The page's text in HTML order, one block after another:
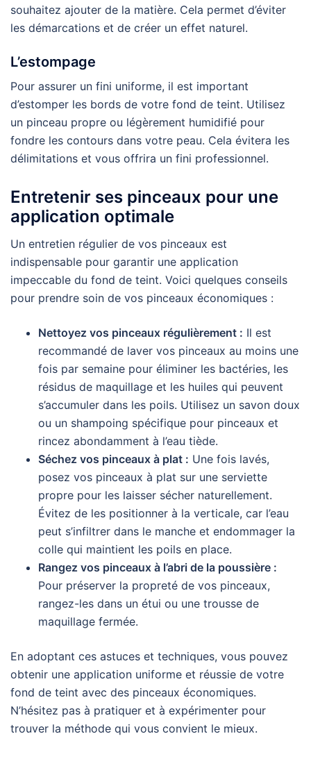
souhaitez ajouter de la matière. Cela permet d’éviter
les démarcations et de créer un effet naturel.
L’estompage
Pour assurer un fini uniforme, il est important
d’estomper les bords de votre fond de teint. Utilisez
un pinceau propre ou légèrement humidifié pour
fondre les contours dans votre peau. Cela évitera les
délimitations et vous offrira un fini professionnel.
Entretenir ses pinceaux pour une
application optimale
Un entretien régulier de vos pinceaux est
indispensable pour garantir une application
impeccable du fond de teint. Voici quelques conseils
pour prendre soin de vos pinceaux économiques :
Nettoyez vos pinceaux régulièrement : Il est
recommandé de laver vos pinceaux au moins une
fois par semaine pour éliminer les bactéries, les
résidus de maquillage et les huiles qui peuvent
s’accumuler dans les poils. Utilisez un savon doux
ou un shampoing spécifique pour pinceaux et
rincez abondamment à l’eau tiède.
Séchez vos pinceaux à plat : Une fois lavés,
posez vos pinceaux à plat sur une serviette
propre pour les laisser sécher naturellement.
Évitez de les positionner à la verticale, car l’eau
peut s’infiltrer dans le manche et endommager la
colle qui maintient les poils en place.
Rangez vos pinceaux à l’abri de la poussière :
Pour préserver la propreté de vos pinceaux,
rangez-les dans un étui ou une trousse de
maquillage fermée.
En adoptant ces astuces et techniques, vous pouvez
obtenir une application uniforme et réussie de votre
fond de teint avec des pinceaux économiques.
N’hésitez pas à pratiquer et à expérimenter pour
trouver la méthode qui vous convient le mieux.